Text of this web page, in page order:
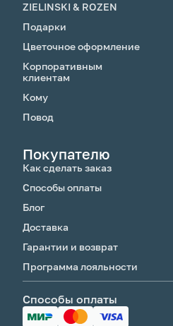
ZIELINSKI & ROZEN
Подарки
Цветочное оформление
Корпоративным
клиентам
Кому
Повод
Покупателю
Как сделать заказ
Способы оплаты
Блог
Доставка
Гарантии и возврат
Программа лояльности
Способы оплаты